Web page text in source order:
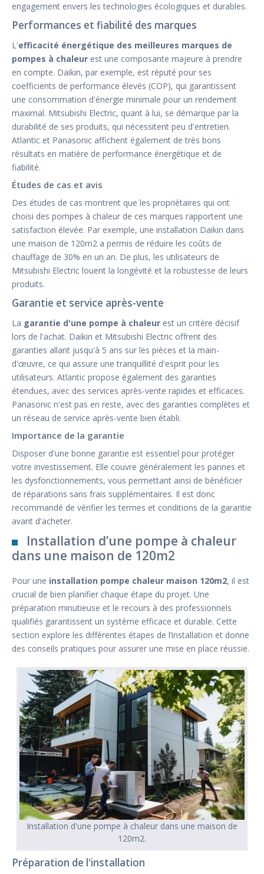
engagement envers les technologies écologiques et durables.
Performances et fiabilité des marques
L'efficacité énergétique des meilleures marques de
pompes à chaleur est une composante majeure à prendre
en compte. Daikin, par exemple, est réputé pour ses
coefficients de performance élevés (COP), qui garantissent
une consommation d'énergie minimale pour un rendement
maximal. Mitsubishi Electric, quant à lui, se démarque par la
durabilité de ses produits, qui nécessitent peu d'entretien.
Atlantic et Panasonic affichent également de très bons
résultats en matière de performance énergétique et de
fiabilité.
Études de cas et avis
Des études de cas montrent que les propriétaires qui ont
choisi des pompes à chaleur de ces marques rapportent une
satisfaction élevée. Par exemple, une installation Daikin dans
une maison de 120m2 a permis de réduire les coûts de
chauffage de 30% en un an. De plus, les utilisateurs de
Mitsubishi Electric louent la longévité et la robustesse de leurs
produits.
Garantie et service après-vente
La garantie d'une pompe à chaleur est un critère décisif
lors de l'achat. Daikin et Mitsubishi Electric offrent des
garanties allant jusqu'à 5 ans sur les pièces et la main-
d'œuvre, ce qui assure une tranquillité d'esprit pour les
utilisateurs. Atlantic propose également des garanties
étendues, avec des services après-vente rapides et efficaces.
Panasonic n'est pas en reste, avec des garanties complètes et
un réseau de service après-vente bien établi.
Importance de la garantie
Disposer d'une bonne garantie est essentiel pour protéger
votre investissement. Elle couvre généralement les pannes et
les dysfonctionnements, vous permettant ainsi de bénéficier
de réparations sans frais supplémentaires. Il est donc
recommandé de vérifier les termes et conditions de la garantie
avant d'acheter.
Installation d’une pompe à chaleur
dans une maison de 120m2
Pour une installation pompe chaleur maison 120m2, il est
crucial de bien planifier chaque étape du projet. Une
préparation minutieuse et le recours à des professionnels
qualifiés garantissent un système efficace et durable. Cette
section explore les différentes étapes de l’installation et donne
des conseils pratiques pour assurer une mise en place réussie.
Installation d'une pompe à chaleur dans une maison de
120m2.
Préparation de l'installation